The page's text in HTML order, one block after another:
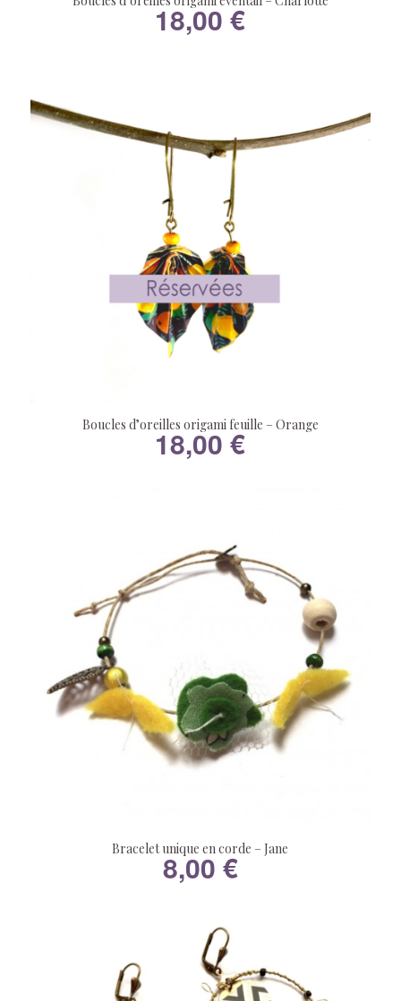
18,00€
Boucles d’oreilles origami feuille – Orange
18,00€
Bracelet unique en corde – Jane
8,00 €